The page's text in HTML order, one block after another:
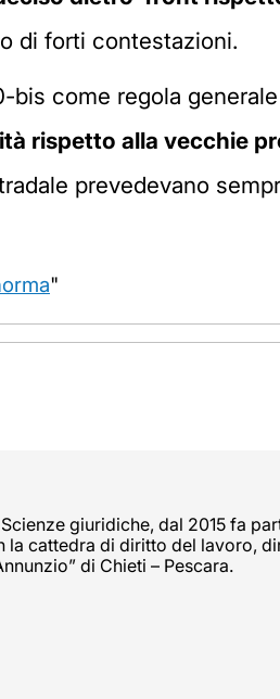
di forti contestazioni.
come regola
rispetto alla vecchie
prevedevano
"
giuridiche, dal 2015 fa
cattedra di diritto del lavoro,
di Chieti – Pescara.